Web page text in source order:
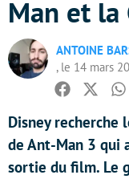
Man et la
ANTOINE
, le 14 mars
Facebook
Twitter
Disney recherche
de Ant-Man 3 qui
sortie du film. Le